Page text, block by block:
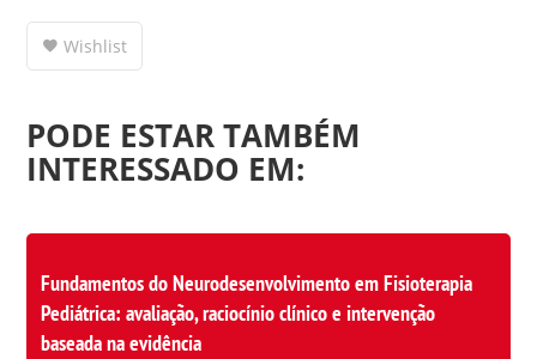
Wishlist
PODE ESTAR TAMBÉM
INTERESSADO EM:
Fundamentos do Neurodesenvolvimento em Fisioterapia
Pediátrica: avaliação, raciocínio clínico e intervenção
baseada na evidência